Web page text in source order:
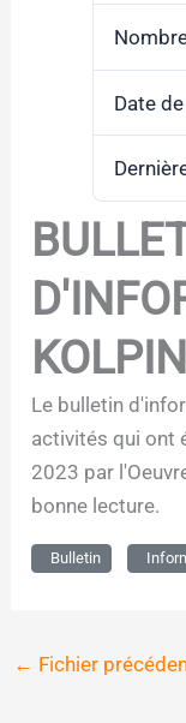
Date
Le bulletin
activités qui ont
2023 par
bonne lecture.
Bulletin
← Fichier